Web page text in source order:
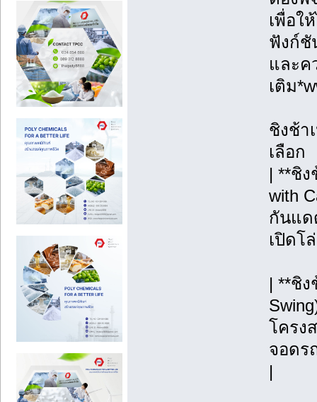
เพื่อใ
ฟังก์ชั
และค
เติม
ชิงช้า
เลือก
| **ชิง
with
กันแด
เปิดโ
| **ชิ
โครง
จอดร
|